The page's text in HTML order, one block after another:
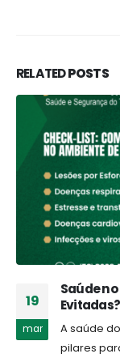
RELATEDPOSTS
19
mar
Saúde
Evitadas?
A saúde
pilares